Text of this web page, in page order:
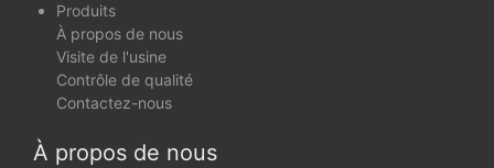
Produits
À propos de nous
Visite de l'usine
Contrôle de qualité
Contactez-nous
À propos de nous